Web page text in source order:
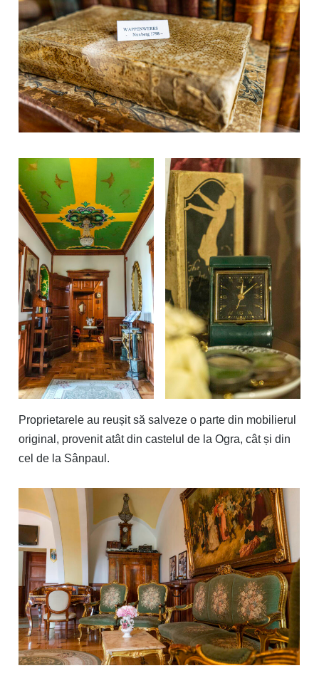
Proprietarele au reușit să salveze o parte din mobilierul
original, provenit atât din castelul de la Ogra, cât și din
cel de la Sânpaul.